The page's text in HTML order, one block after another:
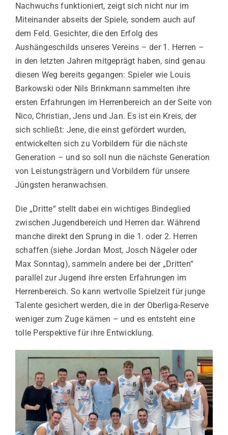
Nachwuchs funktioniert, zeigt sich nicht nur im
Miteinander abseits der Spiele, sondern auch auf
dem Feld. Gesichter, die den Erfolg des
Aushängeschilds unseres Vereins – der 1. Herren –
in den letzten Jahren mitgeprägt haben, sind genau
diesen Weg bereits gegangen: Spieler wie Louis
Barkowski oder Nils Brinkmann sammelten ihre
ersten Erfahrungen im Herrenbereich an der Seite von
Nico, Christian, Jens und Jan. Es ist ein Kreis, der
sich schließt: Jene, die einst gefördert wurden,
entwickelten sich zu Vorbildern für die nächste
Generation – und so soll nun die nächste Generation
von Leistungsträgern und Vorbildern für unsere
Jüngsten heranwachsen.
Die „Dritte“ stellt dabei ein wichtiges Bindeglied
zwischen Jugendbereich und Herren dar. Während
manche direkt den Sprung in die 1. oder 2. Herren
schaffen (siehe Jordan Most, Josch Nägeler oder
Max Sonntag), sammeln andere bei der „Dritten“
parallel zur Jugend ihre ersten Erfahrungen im
Herrenbereich. So kann wertvolle Spielzeit für junge
Talente gesichert werden, die in der Oberliga-Reserve
weniger zum Zuge kämen – und es entsteht eine
tolle Perspektive für ihre Entwicklung.